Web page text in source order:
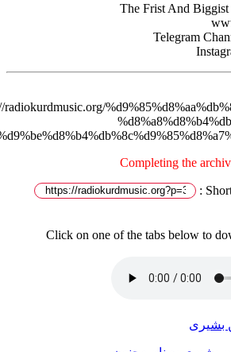
The Frist And
link="yes"]https://radiokurdmusic.org/
Completing the
Click on one of the tabs below